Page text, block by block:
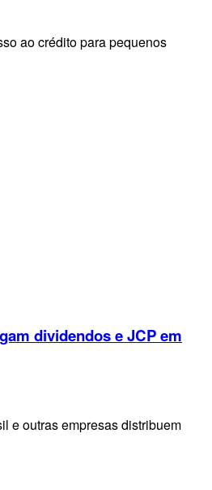
ao crédito para pequenos
dividendos e JCP em
e outras empresas distribuem